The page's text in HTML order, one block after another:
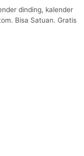
dinding, kalender
Bisa Satuan. Gratis